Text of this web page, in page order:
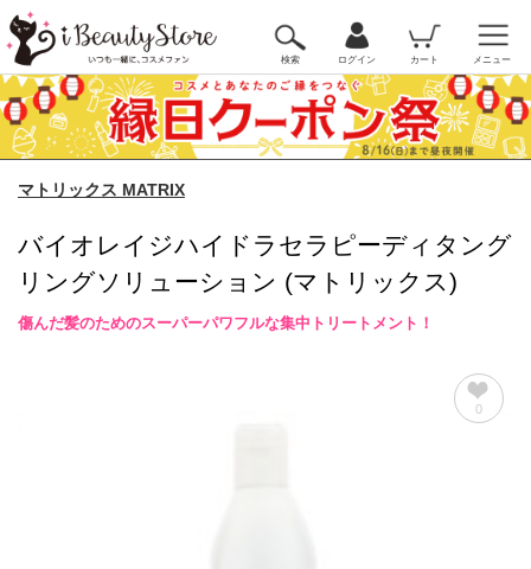
検索 ログイン カート メニュー
マトリックス MATRIX
バイオレイジハイドラセラピーディタング
リングソリューション (マトリックス)
傷んだ髪のためのスーパーパワフルな集中トリートメント！
0